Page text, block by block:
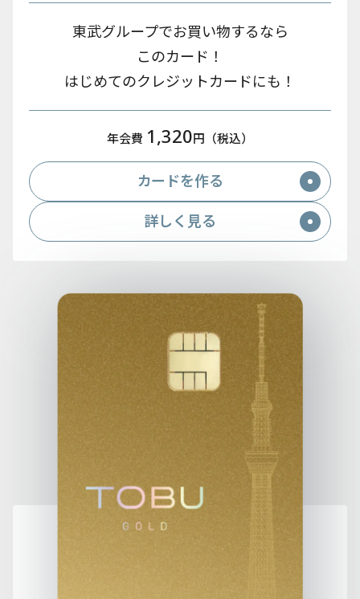
東武グループでお買い物するなら
このカード！
はじめてのクレジットカードにも！
年会費 1,320円（税込）
カードを作る
詳しく見る